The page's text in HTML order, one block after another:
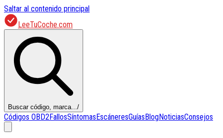
Saltar al contenido principal
LeeTuCoche.com
Buscar código, marca.../
Códigos OBD2FallosSíntomasEscáneresGuíasBlogNoticiasConsejos